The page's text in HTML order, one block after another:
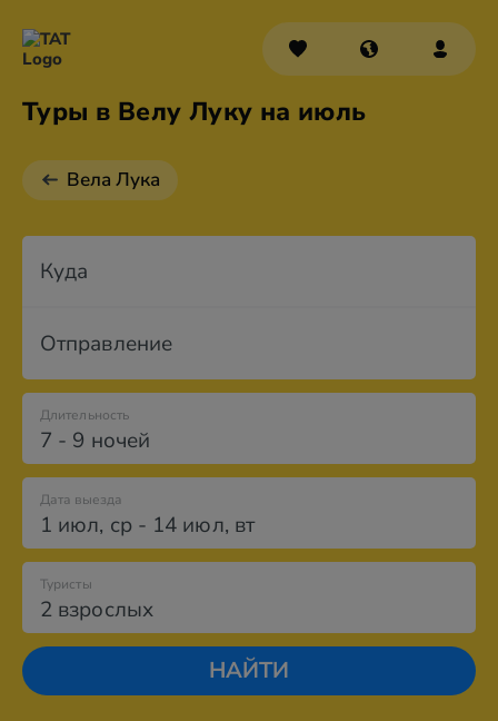
Туры в Велу Луку на июль
Вела Лука
Куда
Отправление
7 - 9 ночей
Длительность
Дата выезда
1 июл, ср- 14 июл, вт
2 взрослых
Туристы
НАЙТИ